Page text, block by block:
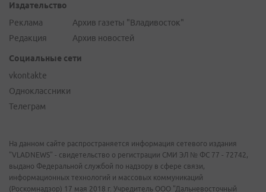
Издательство
Реклама
Редакция
Архив газеты "Владивосток"
Архив новостей
Социальные сети
vkontakte
Одноклассники
Телеграм
На данном сайте распространяется информация сетевого издания
"VLADNEWS" - свидетельство о регистрации СМИ ЭЛ № ФС 77 - 72742,
выдано Федеральной службой по надзору в сфере связи,
информационных технологий и массовых коммуникаций
(Роскомнадзор) 17 мая 2018 г. Учредитель ООО "Дальневосточный